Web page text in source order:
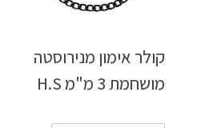
קולר אימון מנירוסטה
מושחמת 3 מ"מ H.S